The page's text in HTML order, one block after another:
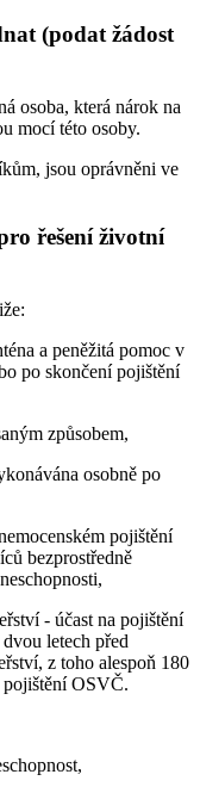
(podat žádost
osoba, která nárok na
mocí této osoby.
jsou oprávněni ve
řešení životní
a peněžitá pomoc v
po skončení pojištění
způsobem,
osobně po
pojištění
bezprostředně
- účast na pojištění
letech před
z toho alespoň 180
pojištění OSVČ.